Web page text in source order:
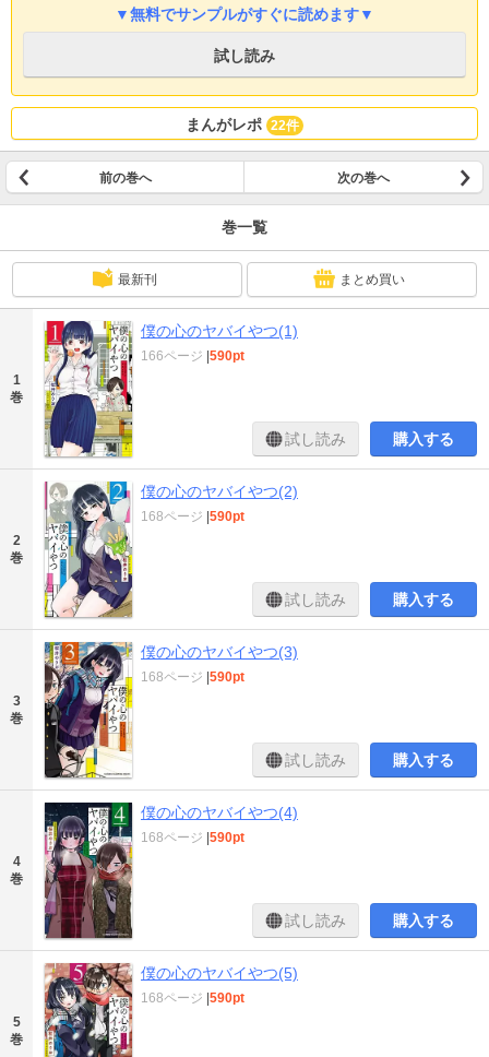
▼無料でサンプルがすぐに読めます▼
試し読み
まんがレポ 22件
前の巻へ 次の巻へ
巻一覧
最新刊 まとめ買い
1
巻
僕の心のヤバイやつ(1)
166ページ 590pt
試し読み 購入する
2
巻
僕の心のヤバイやつ(2)
168ページ 590pt
試し読み 購入する
3
巻
僕の心のヤバイやつ(3)
168ページ 590pt
試し読み 購入する
4
巻
僕の心のヤバイやつ(4)
168ページ 590pt
試し読み 購入する
5
巻
僕の心のヤバイやつ(5)
168ページ 590pt